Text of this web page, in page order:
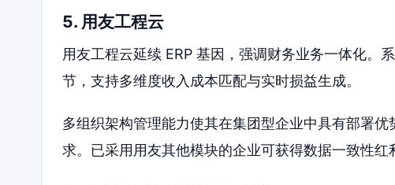
5. 用友工程云
用友工程云延续 ERP 基因，强调财务业务一体化。
节，支持多维度收入成本匹配与实时损益生成。
多组织架构管理能力使其在集团型企业中具有部署
求。已采用用友其他模块的企业可获得数据一致性红